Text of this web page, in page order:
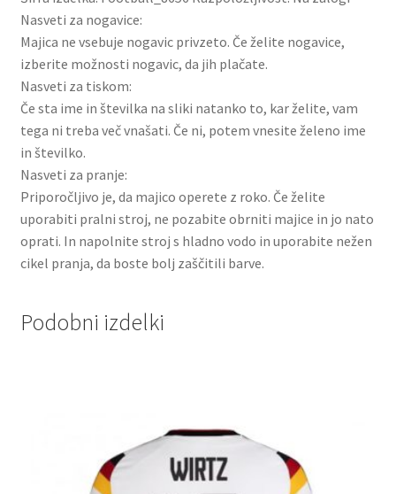
Nasveti za nogavice:
Majica ne vsebuje nogavic privzeto. Če želite nogavice,
izberite možnosti nogavic, da jih plačate.
Nasveti za tiskom:
Če sta ime in številka na sliki natanko to, kar želite, vam
tega ni treba več vnašati. Če ni, potem vnesite želeno ime
in številko.
Nasveti za pranje:
Priporočljivo je, da majico operete z roko. Če želite
uporabiti pralni stroj, ne pozabite obrniti majice in jo nato
oprati. In napolnite stroj s hladno vodo in uporabite nežen
cikel pranja, da boste bolj zaščitili barve.
Podobni izdelki